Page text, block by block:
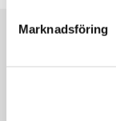
Marknadsföring